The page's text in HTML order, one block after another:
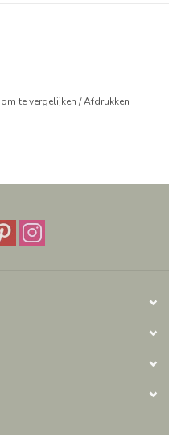
te vergelijken /Afdrukken